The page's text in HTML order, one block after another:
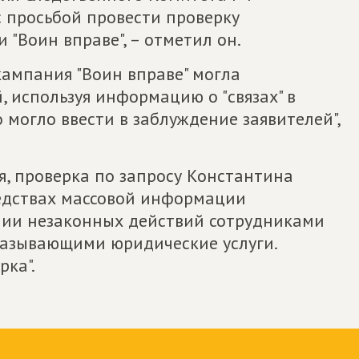
провести проверку
вправе", – отметил он.
"Воин вправе" могла
используя информацию о "связах" в
ввести в заблуждение заявителей",
по запросу Константина
массовой информации
незаконных действий сотрудниками
юридические услуги.